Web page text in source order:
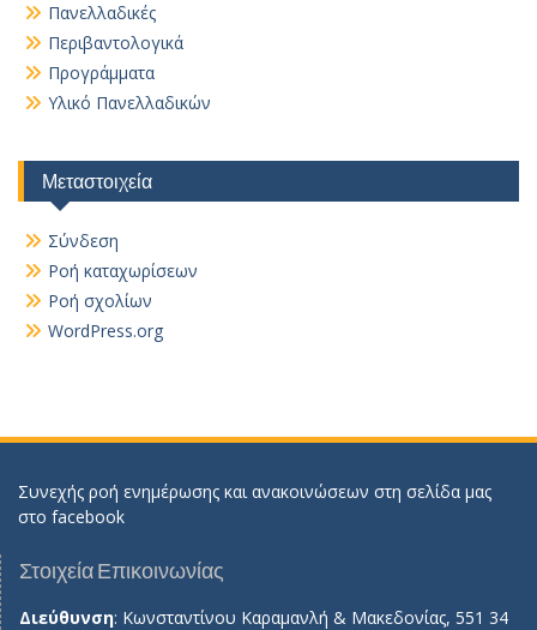
Πανελλαδικές
Περιβαντολογικά
Προγράμματα
Υλικό Πανελλαδικών
Μεταστοιχεία
Σύνδεση
Ροή καταχωρίσεων
Ροή σχολίων
WordPress.org
Συνεχής ροή ενημέρωσης και ανακοινώσεων στη σελίδα μας
στο facebook
Στοιχεία Επικοινωνίας
Διεύθυνση: Κωνσταντίνου Καραμανλή & Μακεδονίας, 551 34